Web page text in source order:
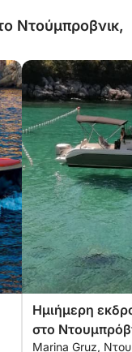
Ντούμπροβνικ,
Ημιήμερη
στο
μηχανοκίνητο
Marina Gruz,